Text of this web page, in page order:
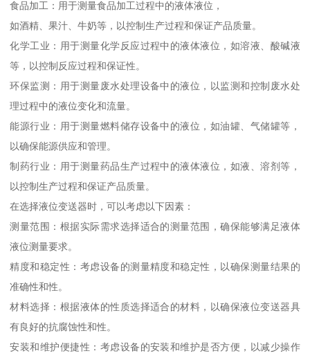
食品加工：用于测量食品加工过程中的液体液位，
如酒精、果汁、牛奶等，以控制生产过程和保证产品质量。
化学工业：用于测量化学反应过程中的液体液位，如溶液、酸碱液
等，以控制反应过程和保证性。
环保监测：用于测量废水处理设备中的液位，以监测和控制废水处
理过程中的液位变化和流量。
能源行业：用于测量燃料储存设备中的液位，如油罐、气储罐等，
以确保能源供应和管理。
制药行业：用于测量药品生产过程中的液体液位，如液、溶剂等，
以控制生产过程和保证产品质量。
在选择液位变送器时，可以考虑以下因素：
测量范围：根据实际需求选择适合的测量范围，确保能够满足液体
液位测量要求。
精度和稳定性：考虑设备的测量精度和稳定性，以确保测量结果的
准确性和性。
材料选择：根据液体的性质选择适合的材料，以确保液位变送器具
有良好的抗腐蚀性和性。
安装和维护便捷性：考虑设备的安装和维护是否方便，以减少操作